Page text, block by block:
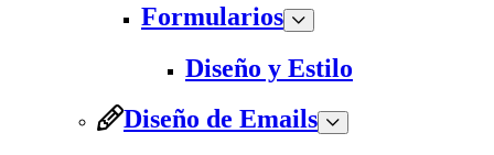
Formularios
Diseño y Estilo
Diseño de Emails